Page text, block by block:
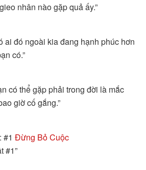
nhân nào gặp quả ấy.”
ai đó ngoài kia đang hạnh phúc hơn
có.”
có thể gặp phải trong đời là mắc
giờ cố gắng.”
#1 Đừng Bỏ Cuộc
#1”